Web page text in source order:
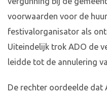
voorwaarden voor de
festivalorganisator als
Uiteindelijk trok ADO de
leidde tot de annulering
De rechter oordeelde dat